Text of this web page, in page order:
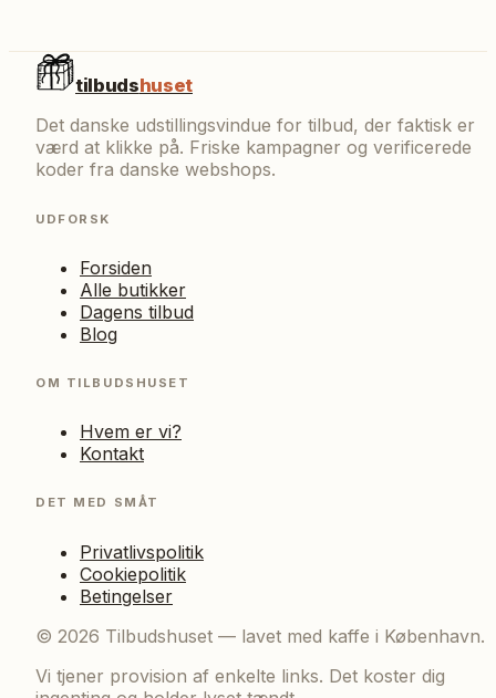
tilbudshuset
Det danske udstillingsvindue for tilbud, der faktisk er
værd at klikke på. Friske kampagner og verificerede
koder fra danske webshops.
UDFORSK
Forsiden
Alle butikker
Dagens tilbud
Blog
OM TILBUDSHUSET
Hvem er vi?
Kontakt
DET MED SMÅT
Privatlivspolitik
Cookiepolitik
Betingelser
© 2026 Tilbudshuset — lavet med kaffe i København.
Vi tjener provision af enkelte links. Det koster dig